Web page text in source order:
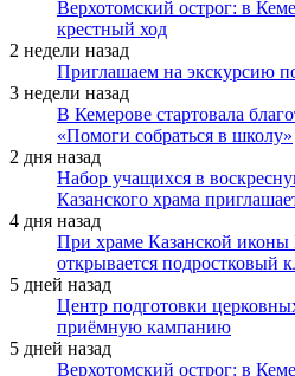
Верхотомский острог: в
крестный ход
2 недели назад
Приглашаем на экскурсию
3 недели назад
В Кемерове стартовала
«Помоги собраться в школу»
2 дня назад
Набор учащихся в
Казанского храма
4 дня назад
При храме Казанской
открывается подростковый
5 дней назад
Центр подготовки
приёмную кампанию
5 дней назад
Верхотомский острог: в